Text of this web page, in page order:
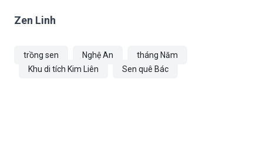
Zen Linh
trồng sen Nghệ An
tháng Năm
Khu di tích Kim Liên
Sen quê Bác